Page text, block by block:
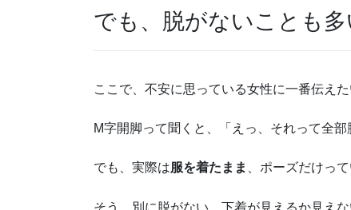
でも、脱がないことも
ここで、不安に思っている女性に一番伝えた
M字開脚って聞くと、「えっ、それって全
でも、実際は服を着たまま 、ポーズだけっ
そう、別に脱がない。下着が見えるか見え